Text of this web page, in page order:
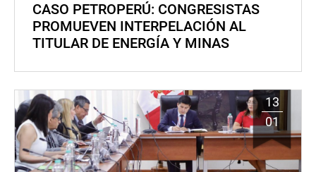
CASO PETROPERÚ: CONGRESISTAS
PROMUEVEN INTERPELACIÓN AL
TITULAR DE ENERGÍA Y MINAS
13
01